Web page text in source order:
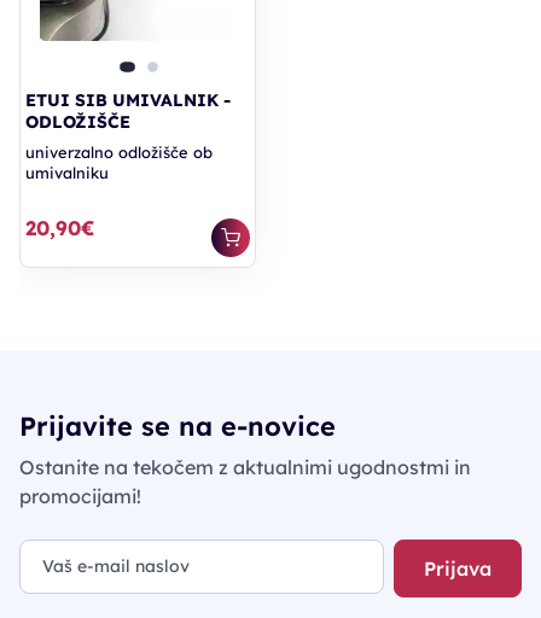
ETUI SIB UMIVALNIK -
ODLOŽIŠČE
univerzalno odložišče ob
umivalniku
20,90€
Prijavite se na e-novice
Ostanite na tekočem z aktualnimi ugodnostmi in
promocijami!
Prijava